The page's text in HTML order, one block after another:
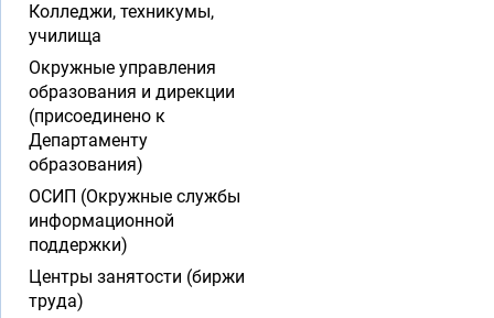
Колледжи, техникумы,
училища
Окружные управления
образования и дирекции
(присоединено к
Департаменту
образования)
ОСИП (Окружные службы
информационной
поддержки)
Центры занятости (биржи
труда)